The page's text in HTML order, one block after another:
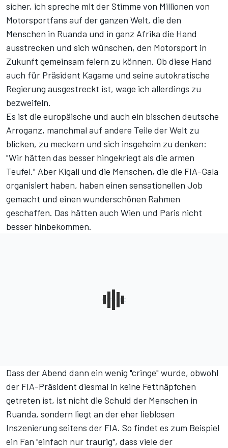
sicher, ich spreche mit der Stimme von Millionen von
Motorsportfans auf der ganzen Welt, die den
Menschen in Ruanda und in ganz Afrika die Hand
ausstrecken und sich wünschen, den Motorsport in
Zukunft gemeinsam feiern zu können. Ob diese Hand
auch für Präsident Kagame und seine autokratische
Regierung ausgestreckt ist, wage ich allerdings zu
bezweifeln.
Es ist die europäische und auch ein bisschen deutsche
Arroganz, manchmal auf andere Teile der Welt zu
blicken, zu meckern und sich insgeheim zu denken:
"Wir hätten das besser hingekriegt als die armen
Teufel." Aber Kigali und die Menschen, die die FIA-Gala
organisiert haben, haben einen sensationellen Job
gemacht und einen wunderschönen Rahmen
geschaffen. Das hätten auch Wien und Paris nicht
besser hinbekommen.
Dass der Abend dann ein wenig "cringe" wurde, obwohl
der FIA-Präsident diesmal in keine Fettnäpfchen
getreten ist, ist nicht die Schuld der Menschen in
Ruanda, sondern liegt an der eher lieblosen
Inszenierung seitens der FIA. So findet es zum Beispiel
ein Fan "einfach nur traurig", dass viele der